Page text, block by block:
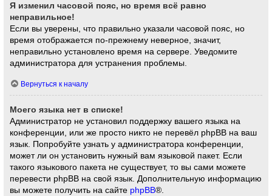
Я изменил часовой пояс, но время всё равно
неправильное!
Если вы уверены, что правильно указали часовой пояс, но
время отображается по-прежнему неверное, значит,
неправильно установлено время на сервере. Уведомите
администратора для устранения проблемы.
Вернуться к началу
Моего языка нет в списке!
Администратор не установил поддержку вашего языка на
конференции, или же просто никто не перевёл phpBB на ваш
язык. Попробуйте узнать у администратора конференции,
может ли он установить нужный вам языковой пакет. Если
такого языкового пакета не существует, то вы сами можете
перевести phpBB на свой язык. Дополнительную информацию
вы можете получить на сайте phpBB®.